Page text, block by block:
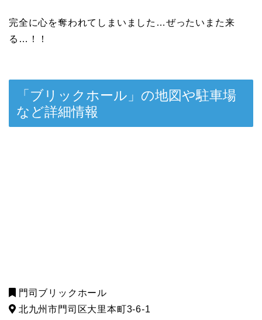
完全に心を奪われてしまいました…ぜったいまた来
る…！！
「ブリックホール」の地図や駐車場
など詳細情報
門司ブリックホール
北九州市門司区大里本町3-6-1